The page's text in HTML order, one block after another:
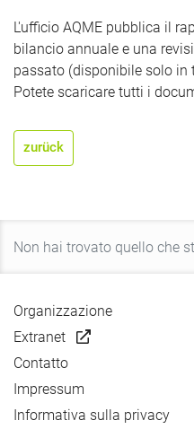
L'ufficio AQME pubblica il
bilancio annuale e una
passato (disponibile solo in
Potete scaricare tutti i
zurück
Organizzazione
Extranet
Contatto
Impressum
Informativa sulla privacy